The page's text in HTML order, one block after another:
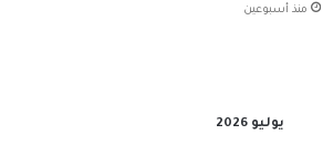
منذ أسبوعين
يوليو 2026